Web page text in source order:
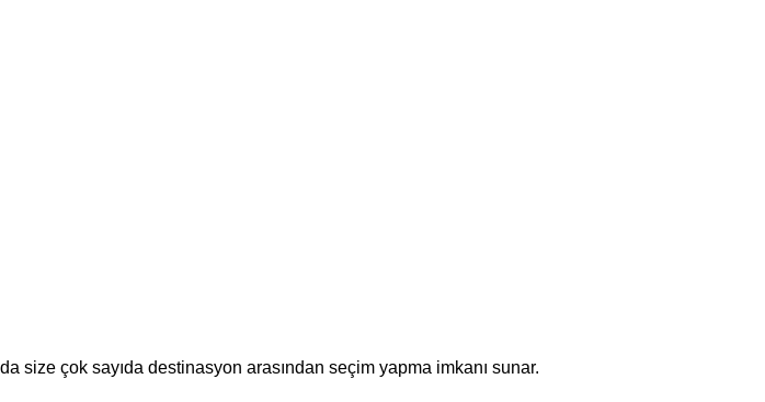
size çok sayıda destinasyon arasından seçim yapma imkanı sunar.